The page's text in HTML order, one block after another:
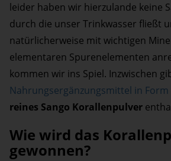
leider haben wir hierzulande keine
durch die unser Trinkwasser fließt
natürlicherweise mit wichtigen
elementaren Spurenelementen
kommen wir ins Spiel. Inzwischen
Nahrungsergänzungsmittel in Form
reines Sango Korallenpulver
Wie wird das
gewonnen?